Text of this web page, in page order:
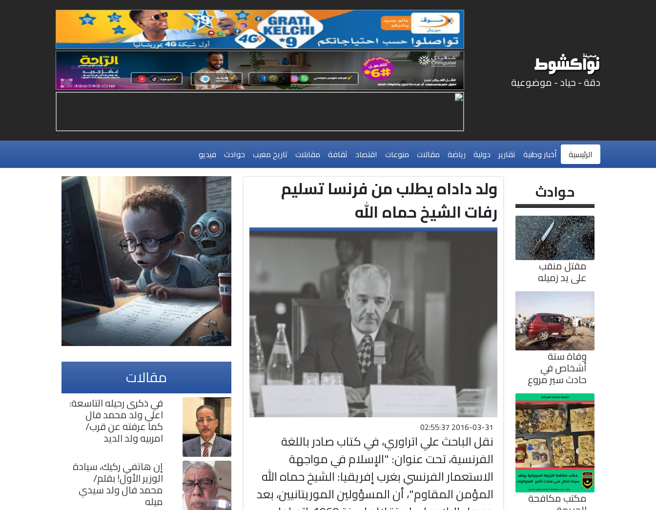
دقة - حياد - موضوعية
الرئيسية أخبار وطنية تقارير دولية رياضة مقالات منوعات اقتصاد ثقافة مقابلات تاريخ مغيب حوادث فيديو
حوادث
مقتل منقب
على يد زميله
وفاة ستة
أشخاص في
حادث سير مروع
مكتب مكافحة
ولد داداه يطلب من فرنسا تسليم
رفات الشيخ حماه الله
2016-03-31 02:55:37
نقل الباحث علي اتراوري، في كتاب صادر باللغة
الفرنسية، تحت عنوان: "الإسلام في مواجهة
الاستعمار الفرنسي بغرب إفريقيا: الشيخ حماه الله
المؤمن المقاوم"، أن المسؤولين الموريتانيين، بعد
مقالات
في ذكرى رحيله التاسعة:
اعلي ولد محمد فال
كما عرفته عن قرب/
امربيه ولد الديد
إن هاتفي ركيك، سيادة
الوزير الأول! بقلم/
محمد فال ولد سيدي
ميله